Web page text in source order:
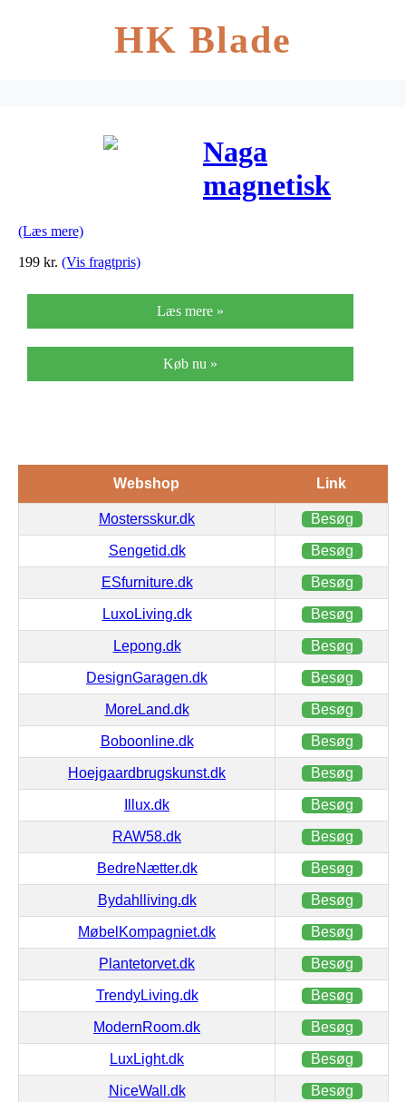
HK Blade
Naga
magnetisk
(Læs mere)
199 kr. (Vis fragtpris)
Læs mere »
Køb nu »
Webshop Link
Mostersskur.dk Besøg
Sengetid.dk Besøg
ESfurniture.dk Besøg
LuxoLiving.dk Besøg
Lepong.dk Besøg
DesignGaragen.dk Besøg
MoreLand.dk Besøg
Boboonline.dk Besøg
Hoejgaardbrugskunst.dk Besøg
Illux.dk Besøg
RAW58.dk Besøg
BedreNætter.dk Besøg
Bydahlliving.dk Besøg
MøbelKompagniet.dk Besøg
Plantetorvet.dk Besøg
TrendyLiving.dk Besøg
ModernRoom.dk Besøg
LuxLight.dk Besøg
NiceWall.dk Besøg